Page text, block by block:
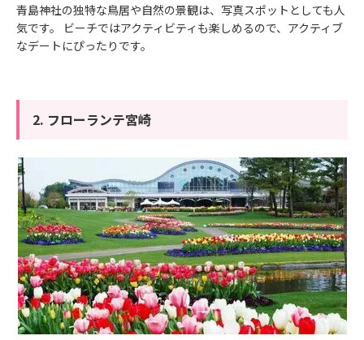
青島神社の独特な鳥居や自然の景観は、写真スポットとしても人
気です。 ビーチではアクティビティも楽しめるので、アクティブ
なデートにぴったりです。
2. フローランテ宮崎